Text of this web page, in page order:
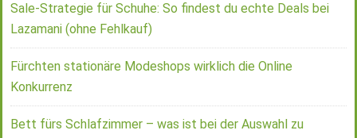
Sale-Strategie für Schuhe: So findest du echte Deals bei
Lazamani (ohne Fehlkauf)
Fürchten stationäre Modeshops wirklich die Online
Konkurrenz
Bett fürs Schlafzimmer – was ist bei der Auswahl zu